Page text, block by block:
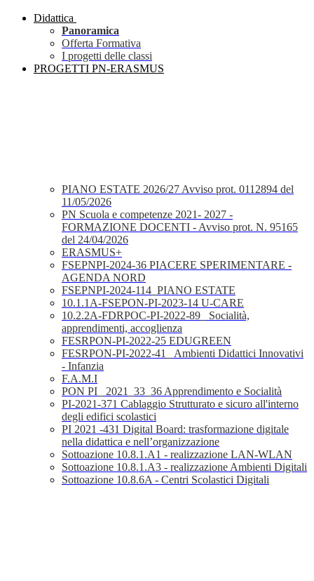
Didattica
Panoramica
Offerta Formativa
I progetti delle classi
PROGETTI PN-ERASMUS
PIANO ESTATE 2026/27 Avviso prot. 0112894 del
11/05/2026
PN Scuola e competenze 2021- 2027 -
FORMAZIONE DOCENTI - Avviso prot. N. 95165
del 24/04/2026
ERASMUS+
FSEPNPI-2024-36 PIACERE SPERIMENTARE -
AGENDA NORD
FSEPNPI-2024-114_PIANO ESTATE
10.1.1A-FSEPON-PI-2023-14 U-CARE
10.2.2A-FDRPOC-PI-2022-89_ Socialità,
apprendimenti, accoglienza
FESRPON-PI-2022-25 EDUGREEN
FESRPON-PI-2022-41_ Ambienti Didattici Innovativi
- Infanzia
F.A.M.I
PON PI_ 2021_33_36 Apprendimento e Socialità
PI-2021-371 Cablaggio Strutturato e sicuro all'interno
degli edifici scolastici
PI 2021 -431 Digital Board: trasformazione digitale
nella didattica e nell’organizzazione
Sottoazione 10.8.1.A1 - realizzazione LAN-WLAN
Sottoazione 10.8.1.A3 - realizzazione Ambienti Digitali
Sottoazione 10.8.6A - Centri Scolastici Digitali